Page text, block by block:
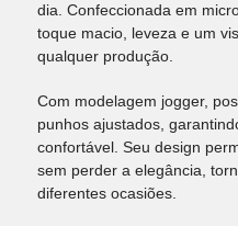
dia. Confeccionada em
toque macio, leveza e um
qualquer produção.
Com modelagem jogger,
punhos ajustados,
confortável. Seu design
sem perder a elegância,
diferentes ocasiões.